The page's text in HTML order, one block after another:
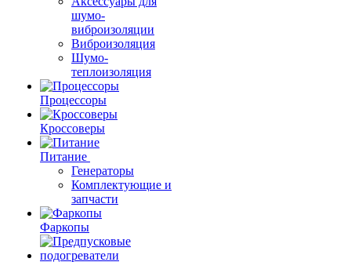
шумо-
виброизоляции
Виброизоляция
Шумо-
теплоизоляция
Процессоры
Кроссоверы
Питание
Генераторы
Комплектующие и
запчасти
Фаркопы